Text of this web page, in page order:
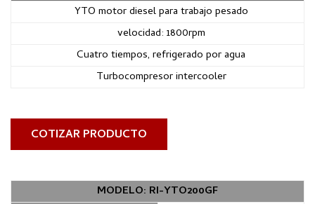
YTO motor diesel para trabajo pesado
velocidad: 1800rpm
Cuatro tiempos, refrigerado por agua
Turbocompresor intercooler
COTIZAR PRODUCTO
MODELO: RI-YTO200GF